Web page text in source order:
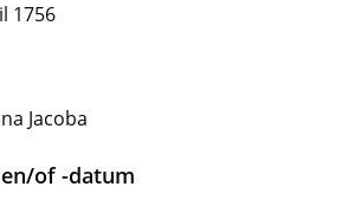
1756
Jacoba
of -datum